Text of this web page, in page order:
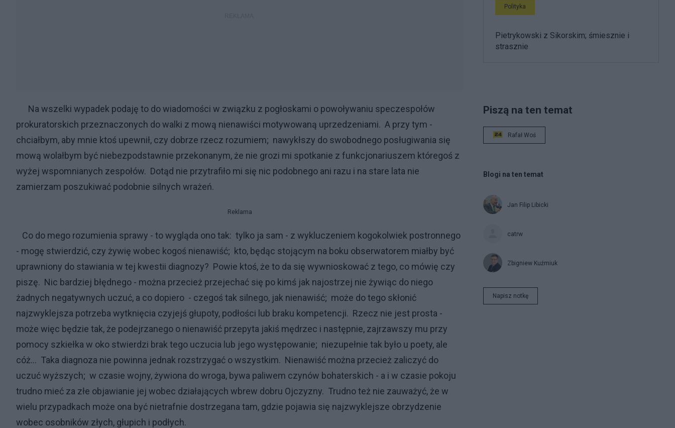
Na wszelki wypadek podaję to do wiadomości w związku z pogłoskami o powoływaniu speczespołów
prokuratorskich przeznaczonych do walki z mową nienawiści motywowaną uprzedzeniami. A przy tym -
chciałbym, aby mnie ktoś upewnił, czy dobrze rzecz rozumiem; nawykłszy do swobodnego posługiwania się
mową wolałbym być niebezpodstawnie przekonanym, że nie grozi mi spotkanie z funkcjonariuszem któregoś z
wyżej wspomnianych zespołów. Dotąd nie przytrafiło mi się nic podobnego ani razu i na stare lata nie
zamierzam poszukiwać podobnie silnych wrażeń.
Reklama
Co do mego rozumienia sprawy - to wygląda ono tak: tylko ja sam - z wykluczeniem kogokolwiek postronnego
- mogę stwierdzić, czy żywię wobec kogoś nienawiść; kto, będąc stojącym na boku obserwatorem miałby być
uprawniony do stawiania w tej kwestii diagnozy? Powie ktoś, że to da się wywnioskować z tego, co mówię czy
piszę. Nic bardziej błędnego - można przecież przejechać się po kimś jak najostrzej nie żywiąc do niego
żadnych negatywnych uczuć, a co dopiero - czegoś tak silnego, jak nienawiść; może do tego skłonić
najzwyklejsza potrzeba wytknięcia czyjejś głupoty, podłości lub braku kompetencji. Rzecz nie jest prosta -
może więc będzie tak, że podejrzanego o nienawiść przepyta jakiś mędrzec i następnie, zajrzawszy mu przy
pomocy szkiełka w oko stwierdzi brak tego uczucia lub jego występowanie; niezupełnie tak było u poety, ale
cóż... Taka diagnoza nie powinna jednak rozstrzygać o wszystkim. Nienawiść można przecież zaliczyć do
uczuć wyższych; w czasie wojny, żywiona do wroga, bywa paliwem czynów bohaterskich - a i w czasie pokoju
trudno mieć za złe objawianie jej wobec działających wbrew dobru Ojczyzny. Trudno też nie zauważyć, że w
wielu przypadkach może ona być nietrafnie dostrzegana tam, gdzie pojawia się najzwyklejsze obrzydzenie
wobec osobników złych, głupich i podłych.
Polityka
Pietrykowski z Sikorskim; śmiesznie i
strasznie
Piszą na ten temat
Rafał Woś
Blogi na ten temat
Jan Filip Libicki
catrw
Zbigniew Kuźmiuk
Napisz notkę